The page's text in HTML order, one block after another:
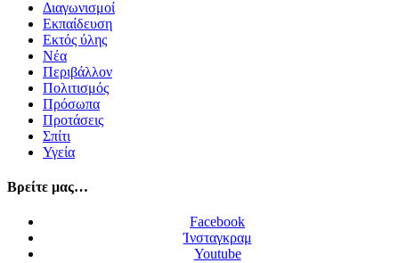
Διαγωνισμοί
Εκπαίδευση
Εκτός ύλης
Νέα
Περιβάλλον
Πολιτισμός
Πρόσωπα
Προτάσεις
Σπίτι
Υγεία
Βρείτε μας…
Facebook
Ίνσταγκραμ
Youtube